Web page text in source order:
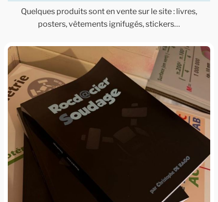
Quelques produits sont en vente sur le site : livres,
posters, vêtements ignifugés, stickers…